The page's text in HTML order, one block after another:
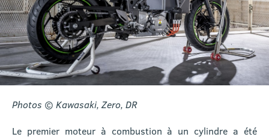
Photos © Kawasaki, Zero, DR
Le premier moteur à combustion à un cylindre a été